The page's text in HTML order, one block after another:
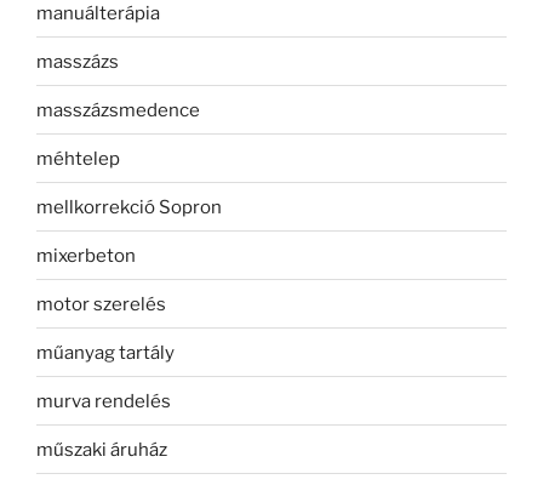
manuálterápia
masszázs
masszázsmedence
méhtelep
mellkorrekció Sopron
mixerbeton
motor szerelés
műanyag tartály
murva rendelés
műszaki áruház